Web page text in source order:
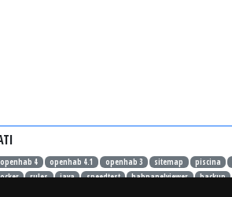
openhab 4 openhab 4.1 openhab 3 sitemap piscina
rules java speedtest habpanelviewer backup